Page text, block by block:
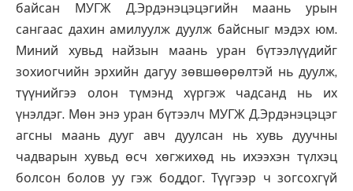
байсан МУГЖ Д.Эрдэнэцэцэгийн маань урын
сангаас дахин амилуулж дуулж байсныг мэдэх юм.
Миний хувьд найзын маань уран бүтээлүүдийг
зохиогчийн эрхийн дагуу зөвшөөрөлтэй нь дуулж,
түүнийгээ олон түмэнд хүргэж чадсанд нь их
үнэлдэг. Мөн энэ уран бүтээлч МУГЖ Д.Эрдэнэцэцэг
агсны маань дууг авч дуулсан нь хувь дуучны
чадварын хувьд өсч хөгжихөд нь ихээхэн түлхэц
болсон болов уу гэж боддог. Түүгээр ч зогсохгүй